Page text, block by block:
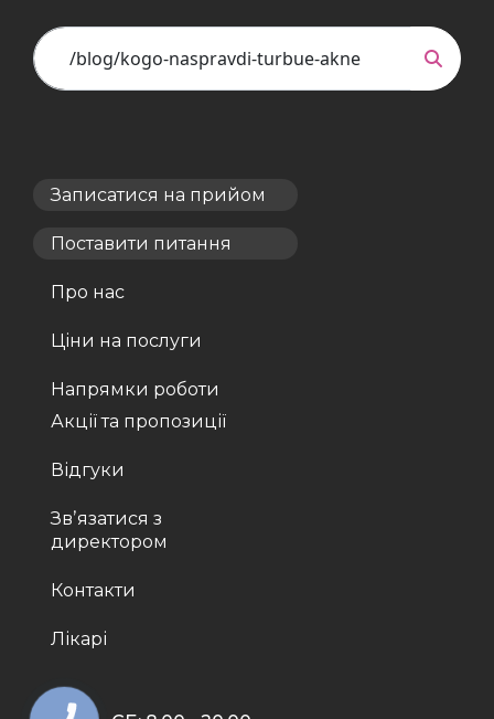
Записатися на прийом
Поставити питання
Про нас
Ціни на послуги
Напрямки роботи
Акції та пропозиції
Відгуки
Звʼязатися з
директором
Контакти
Лікарі